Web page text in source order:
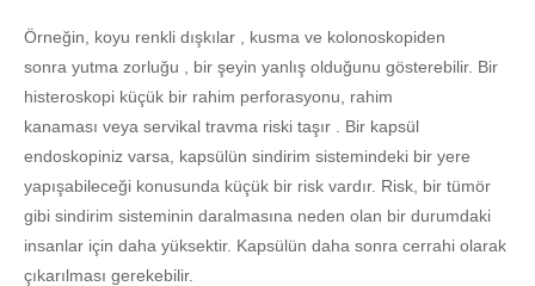
Örneğin, koyu renkli dışkılar , kusma ve kolonoskopiden
sonra yutma zorluğu , bir şeyin yanlış olduğunu gösterebilir. Bir
histeroskopi küçük bir rahim perforasyonu, rahim
kanaması veya servikal travma riski taşır . Bir kapsül
endoskopiniz varsa, kapsülün sindirim sistemindeki bir yere
yapışabileceği konusunda küçük bir risk vardır. Risk, bir tümör
gibi sindirim sisteminin daralmasına neden olan bir durumdaki
insanlar için daha yüksektir. Kapsülün daha sonra cerrahi olarak
çıkarılması gerekebilir.